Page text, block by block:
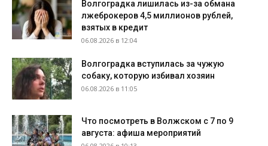
Волгоградка лишилась из-за обмана
лжеброкеров 4,5 миллионов рублей,
взятых в кредит
06.08.2026 в 12:04
Волгоградка вступилась за чужую
собаку, которую избивал хозяин
06.08.2026 в 11:05
Что посмотреть в Волжском с 7 по 9
августа: афиша мероприятий